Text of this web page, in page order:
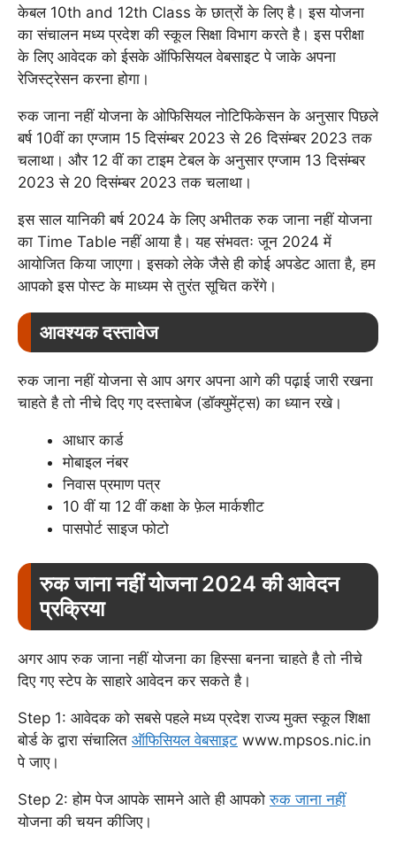
केबल 10th and 12th Class के छात्रों के लिए है। इस योजना
का संचालन मध्य प्रदेश की स्कूल सिक्षा विभाग करते है। इस परीक्षा
के लिए आवेदक को ईसके ऑफिसियल वेबसाइट पे जाके अपना
रेजिस्ट्रेसन करना होगा।
रुक जाना नहीं योजना के ओफिसियल नोटिफिकेसन के अनुसार पिछले
बर्ष 10वीं का एग्जाम 15 दिसंम्बर 2023 से 26 दिसंम्बर 2023 तक
चलाथा। और 12 वीं का टाइम टेबल के अनुसार एग्जाम 13 दिसंम्बर
2023 से 20 दिसंम्बर 2023 तक चलाथा।
इस साल यानिकी बर्ष 2024 के लिए अभीतक रुक जाना नहीं योजना
का Time Table नहीं आया है। यह संभवतः जून 2024 में
आयोजित किया जाएगा। इसको लेके जैसे ही कोई अपडेट आता है, हम
आपको इस पोस्ट के माध्यम से तुरंत सूचित करेंगे।
आवश्यक दस्तावेज
रुक जाना नहीं योजना से आप अगर अपना आगे की पढ़ाई जारी रखना
चाहते है तो नीचे दिए गए दस्ताबेज (डॉक्युमेंट्स) का ध्यान रखे।
आधार कार्ड
मोबाइल नंबर
निवास प्रमाण पत्र
10 वीं या 12 वीं कक्षा के फ़ेल मार्कशीट
पासपोर्ट साइज फोटो
रुक जाना नहीं योजना 2024 की आवेदन
प्रक्रिया
अगर आप रुक जाना नहीं योजना का हिस्सा बनना चाहते है तो नीचे
दिए गए स्टेप के साहारे आवेदन कर सकते है।
Step 1: आवेदक को सबसे पहले मध्य प्रदेश राज्य मुक्त स्कूल शिक्षा
बोर्ड के द्वारा संचालित ऑफिसियल वेबसाइट www.mpsos.nic.in
पे जाए।
Step 2: होम पेज आपके सामने आते ही आपकोरुक जाना नहीं
योजना की चयन कीजिए।